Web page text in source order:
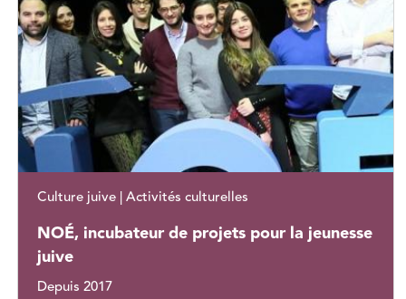
Culture juive | Activités culturelles
NOÉ, incubateur de projets pour la jeunesse
juive
Depuis 2017